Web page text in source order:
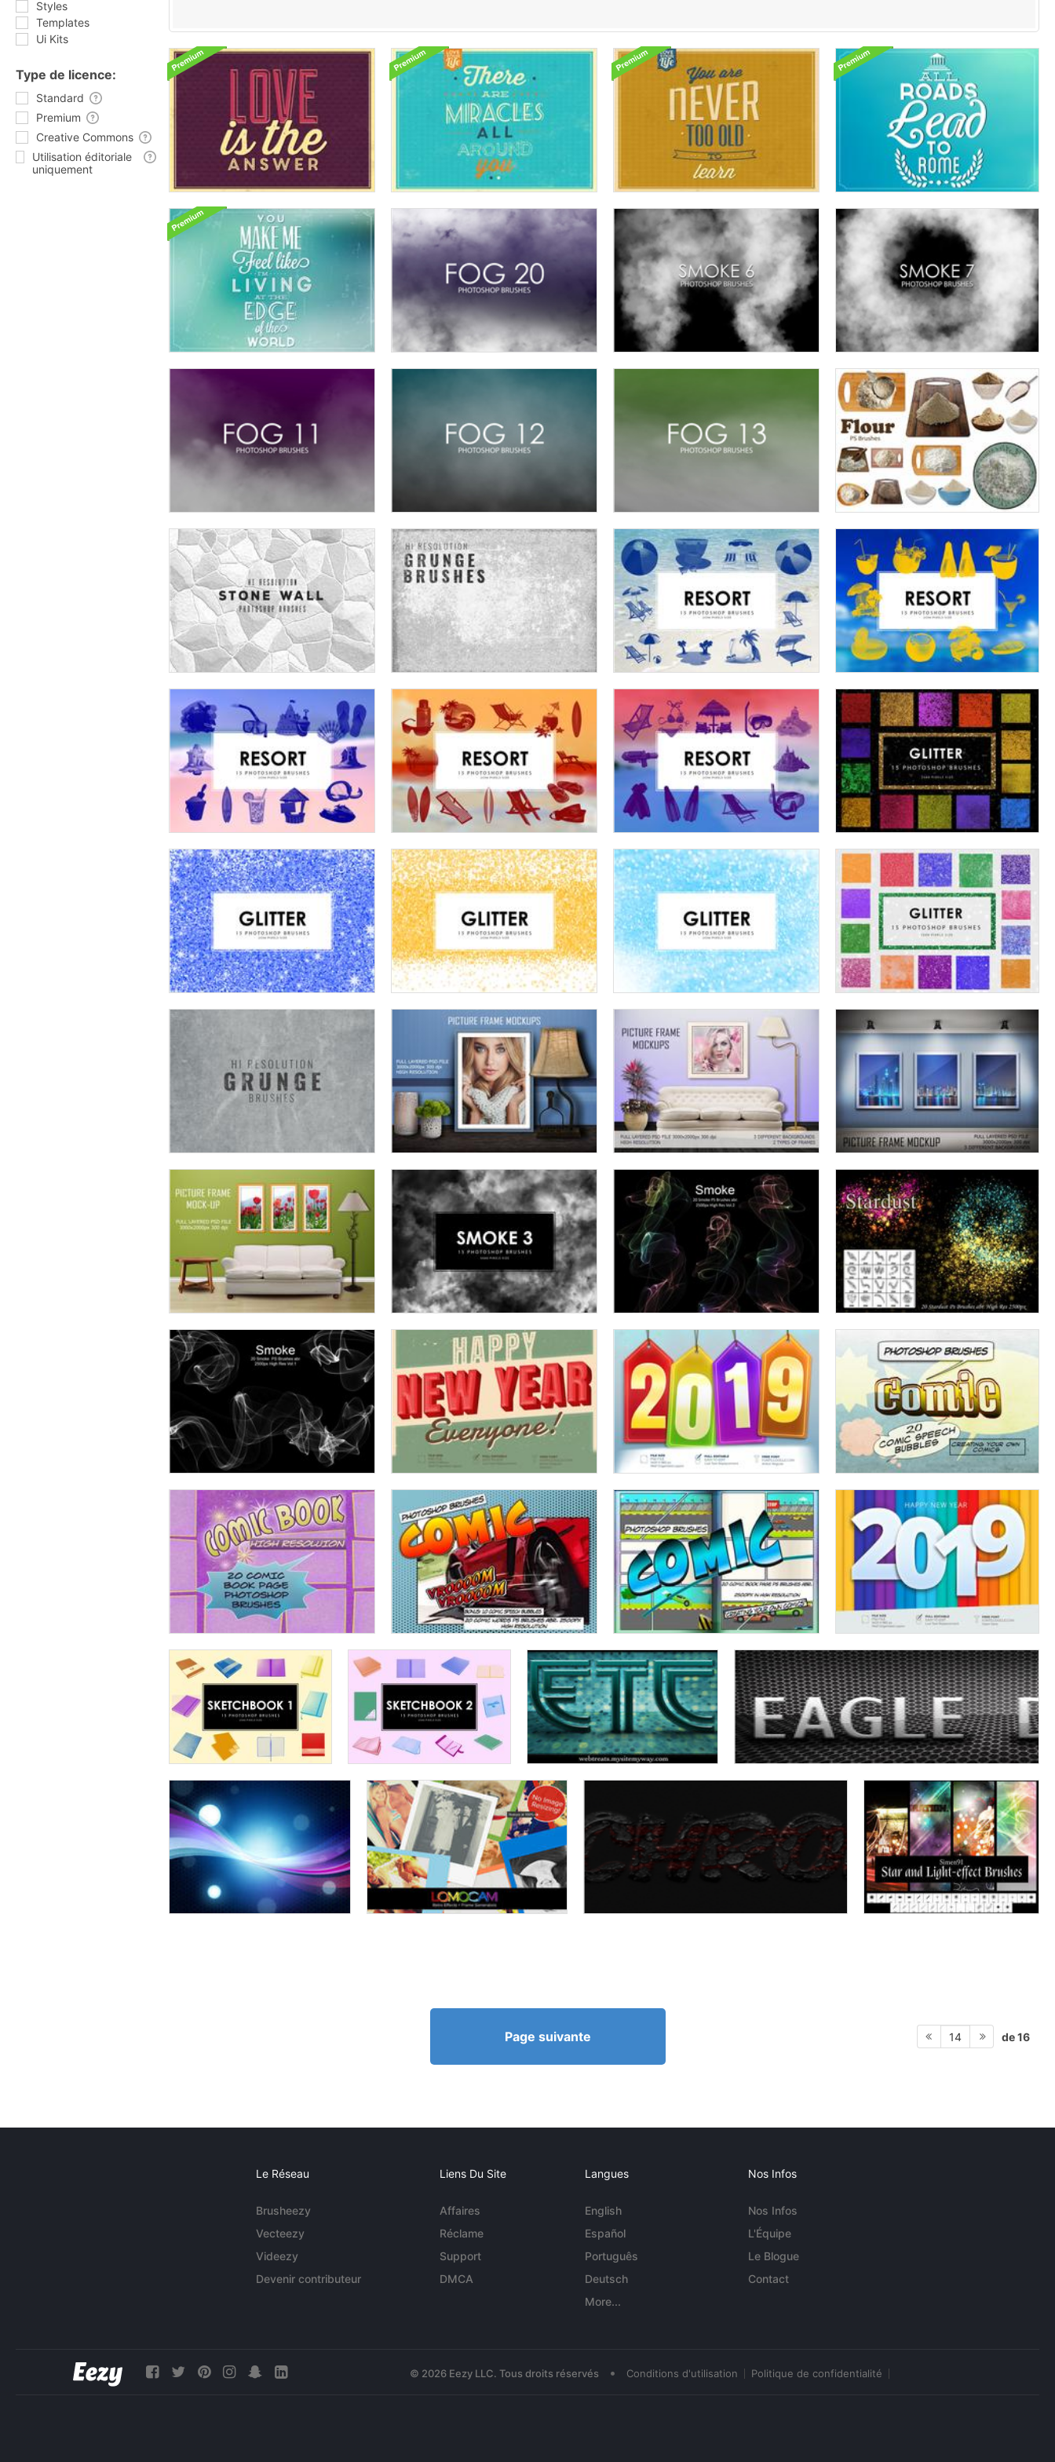
Styles
Templates
Ui Kits
Type de licence:
Standard
Premium
Creative Commons
Utilisation éditoriale
uniquement
Page suivante 14 de 16
Le Réseau
Brusheezy
Vecteezy
Videezy
Devenir contributeur
Liens Du Site
Affaires
Réclame
Support
DMCA
Langues
English
Español
Português
Deutsch
More...
Nos Infos
Nos Infos
L'Équipe
Le Blogue
Contact
© 2026 Eezy LLC. Tous droits réservés • Conditions d'utilisation Politique de confidentialité